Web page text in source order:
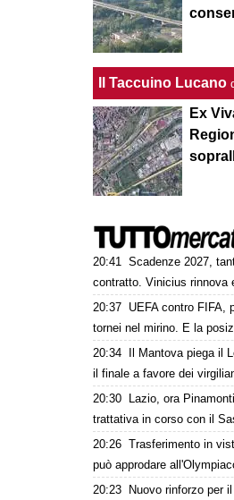
Il Taccuino Lucano
Ex
20:41 Scadenze 2027,
contratto. Vinicius rinnova
20:37 UEFA contro FIFA,
tornei nel mirino. E la
20:34
Il Mantova piega il
il finale a favore dei
20:30
Lazio, ora
trattativa in corso con il
20:26 Trasferimento in
può approdare
20:23
Nuovo rinforzo per